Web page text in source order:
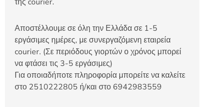
Αποστέλλουμε σε όλη την Ελλάδα σε 1-5
εργάσιμες ημέρες, με συνεργαζόμενη εταιρεία
courier. (Σε περιόδους γιορτών ο χρόνος μπορεί
να φτάσει τις 3-5 εργάσιμες)
Για οποιαδήποτε πληροφορία μπορείτε να καλείτε
στο 2510222805 ή/και στο 6942983559